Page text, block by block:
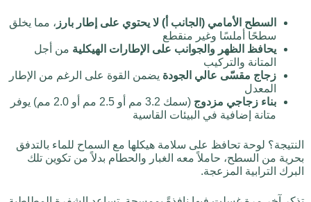
السطح الأمامي (الجانب أ) لا يحتوي على إطار بارز ، مما يخلق
سطحًا أملسًا وغير منقطع
يحافظ الظهر والجوانب على الإطارات الهيكلية من أجل
المتانة والتركيب
زجاج مقسّى عالي الجودة يضمن القوة على الرغم من الإطار
المعدل
بناء زجاجي مزدوج
(سمك 3.2 مم أو 2.5 مم أو 2.0 مم) يوفر
متانة إضافية في البيئات القاسية
النتيجة؟ لوحة تحافظ على سلامة هيكلها مع السماح للماء بالتدفق
بحرية من السطح، حاملاً معه الغبار والحطام بدلاً من تكوين تلك
البرك الترابية المزعجة.